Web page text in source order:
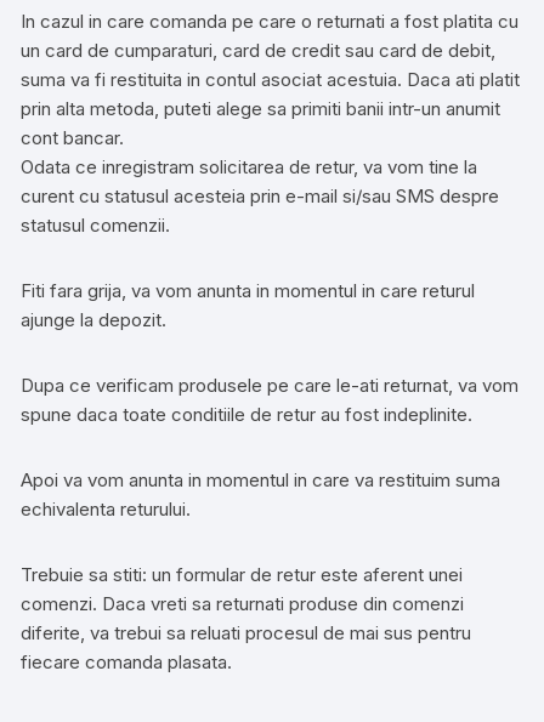
In cazul in care comanda pe care o returnati a fost platita cu
un card de cumparaturi, card de credit sau card de debit,
suma va fi restituita in contul asociat acestuia. Daca ati platit
prin alta metoda, puteti alege sa primiti banii intr-un anumit
cont bancar.
Odata ce inregistram solicitarea de retur, va vom tine la
curent cu statusul acesteia prin e-mail si/sau SMS despre
statusul comenzii.
Fiti fara grija, va vom anunta in momentul in care returul
ajunge la depozit.
Dupa ce verificam produsele pe care le-ati returnat, va vom
spune daca toate conditiile de retur au fost indeplinite.
Apoi va vom anunta in momentul in care va restituim suma
echivalenta returului.
Trebuie sa stiti: un formular de retur este aferent unei
comenzi. Daca vreti sa returnati produse din comenzi
diferite, va trebui sa reluati procesul de mai sus pentru
fiecare comanda plasata.